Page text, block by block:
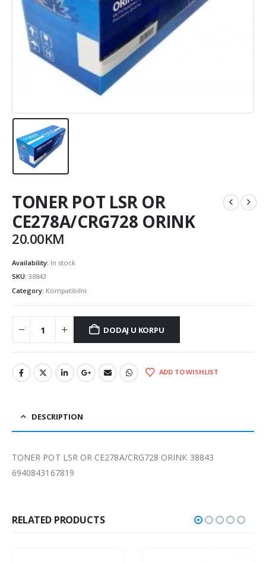
TONER POT LSR OR
CE278A/CRG728 ORINK
20.00KM
Availability: In stock
SKU: 38843
Category: Kompatibilni
DODAJ U KORPU
ADD TO WISHLIST
DESCRIPTION
TONER POT LSR OR CE278A/CRG728 ORINK 38843
6940843167819
RELATED PRODUCTS